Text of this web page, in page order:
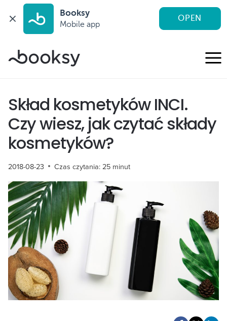
Booksy
Mobile app
OPEN
do
Skład kosmetyków INCI.
Czy wiesz, jak czytać składy
kosmetyków?
2018-08-23 Czas czytania:25 minut